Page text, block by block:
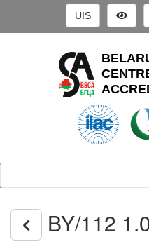
UIS
BY/112